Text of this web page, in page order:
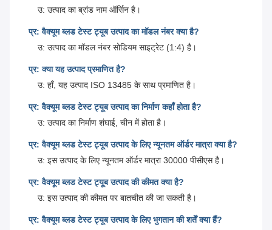
उ: उत्पाद का ब्रांड नाम ऑर्सिन है।
प्र: वैक्यूम ब्लड टेस्ट ट्यूब उत्पाद का मॉडल नंबर क्या है?
उ: उत्पाद का मॉडल नंबर सोडियम साइट्रेट (1:4) है।
प्र: क्या यह उत्पाद प्रमाणित है?
उ: हाँ, यह उत्पाद ISO 13485 के साथ प्रमाणित है।
प्र: वैक्यूम ब्लड टेस्ट ट्यूब उत्पाद का निर्माण कहाँ होता है?
उ: उत्पाद का निर्माण शंघाई, चीन में होता है।
प्र: वैक्यूम ब्लड टेस्ट ट्यूब उत्पाद के लिए न्यूनतम ऑर्डर मात्रा क्या है?
उ: इस उत्पाद के लिए न्यूनतम ऑर्डर मात्रा 30000 पीसीएस है।
प्र: वैक्यूम ब्लड टेस्ट ट्यूब उत्पाद की कीमत क्या है?
उ: इस उत्पाद की कीमत पर बातचीत की जा सकती है।
प्र: वैक्यूम ब्लड टेस्ट ट्यूब उत्पाद के लिए भुगतान की शर्तें क्या हैं?